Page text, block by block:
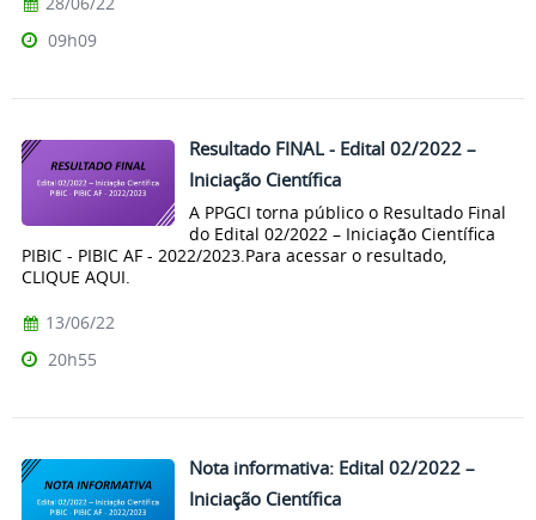
09h09
Resultado FINAL - Edital 02/2022 –
Iniciação Científica
A PPGCI torna público o Resultado Final
do Edital 02/2022 – Iniciação Científica
PIBIC - PIBIC AF - 2022/2023.Para acessar o resultado,
CLIQUE AQUI.
13/06/22
20h55
Nota informativa: Edital 02/2022 –
Iniciação Científica